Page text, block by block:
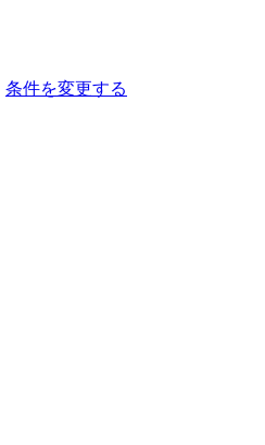
条件を変更する